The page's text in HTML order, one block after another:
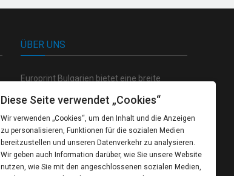
ÜBER UNS
Europrint Bulgarien bietet eine breite
Palette von hochwertigen Produkten auf
dem Gebiet der Polygraphie, sowie einen
völlig geschlossenen Zyklus der Produktion
von der kreativen Konzeption bis zum
fertigten Produkt.
Diese Seite verwendet „Cookies“
Wir verwenden „Cookies“, um den Inhalt und die Anzeigen
zu personalisieren, Funktionen für die sozialen Medien
bereitzustellen und unseren Datenverkehr zu analysieren.
Wir geben auch Information darüber, wie Sie unsere Website
nutzen, wie Sie mit den angeschlossenen sozialen Medien,